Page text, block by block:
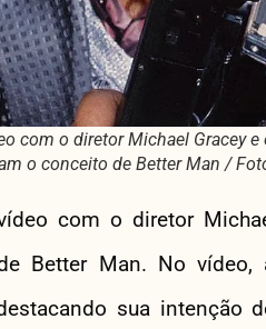
com o diretor Michael Gracey
o conceito de Better Man /
com o diretor
Better Man. No vídeo,
sua intenção